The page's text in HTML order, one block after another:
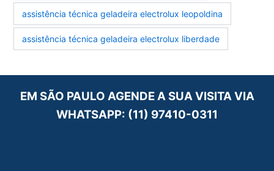
assistência técnica geladeira electrolux leopoldina
assistência técnica geladeira electrolux liberdade
EM SÃO PAULO AGENDE A SUA VISITA VIA
WHATSAPP: (11) 97410-0311